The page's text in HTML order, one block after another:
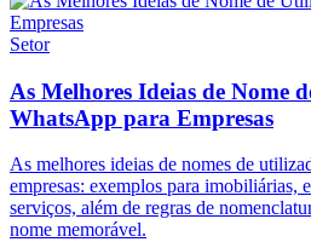
Setor
As Melhores Ideias de Nome
WhatsApp para Empresas
As melhores ideias de nomes de
empresas: exemplos para imobiliárias,
serviços, além de regras de
nome memorável.